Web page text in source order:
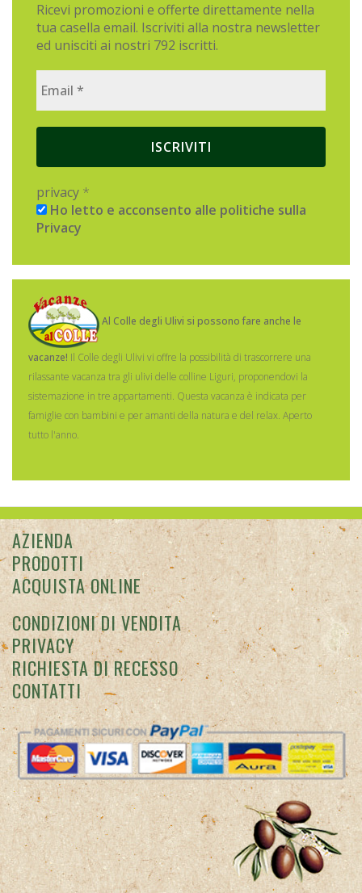
Ricevi promozioni e offerte direttamente nella
tua casella email. Iscriviti alla nostra newsletter
ed unisciti ai nostri 792 iscritti.
privacy *
Ho letto e acconsento alle politiche sulla
Privacy
Al Colle degli Ulivi si possono fare anche le
vacanze! Il Colle degli Ulivi vi offre la possibilità di trascorrere una
rilassante vacanza tra gli ulivi delle colline Liguri, proponendovi la
sistemazione in tre appartamenti. Questa vacanza è indicata per
famiglie con bambini e per amanti della natura e del relax. Aperto
tutto l'anno.
AZIENDA
PRODOTTI
ACQUISTA ONLINE
CONDIZIONI DI VENDITA
PRIVACY
RICHIESTA DI RECESSO
CONTATTI